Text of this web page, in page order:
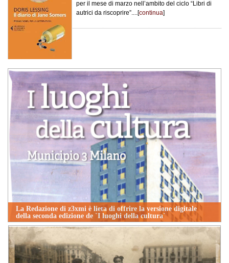
per il mese di marzo nell’ambito del ciclo “Libri di
autrici da riscoprire”....[continua]
La Redazione di z3xmi è lieta di offrire la versione digitale
della seconda edizione de `I luoghi della cultura`